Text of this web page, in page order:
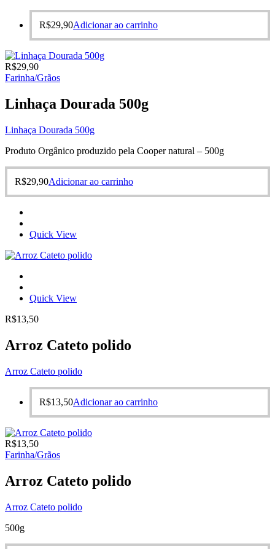
R$29,90Adicionar ao carrinho
R$29,90
Farinha/Grãos
Linhaça Dourada 500g
Linhaça Dourada 500g
Produto Orgânico produzido pela Cooper natural – 500g
R$29,90Adicionar ao carrinho
Quick View
Quick View
R$13,50
Arroz Cateto polido
Arroz Cateto polido
R$13,50Adicionar ao carrinho
R$13,50
Farinha/Grãos
Arroz Cateto polido
Arroz Cateto polido
500g